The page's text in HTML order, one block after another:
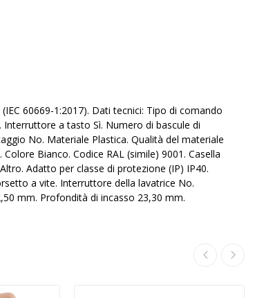
60669-1:2017). Dati tecnici: Tipo di comando
a tasto Sì. Numero di bascule di
No. Materiale Plastica. Qualità del materiale
Bianco. Codice RAL (simile) 9001. Casella
Adatto per classe di protezione (IP) IP40.
a vite. Interruttore della lavatrice No.
mm. Profondità di incasso 23,30 mm.